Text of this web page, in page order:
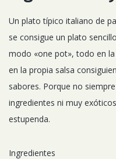
Un plato típico italiano de
se consigue un plato
modo «one pot», todo en
en la propia salsa
sabores. Porque no
ingredientes ni muy
estupenda.
Ingredientes